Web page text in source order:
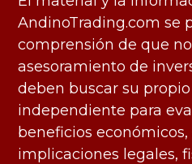
AndinoTrading.com se
comprensión de que no
asesoramiento de
deben buscar su propio
independiente para
beneficios económicos,
implicaciones legales,